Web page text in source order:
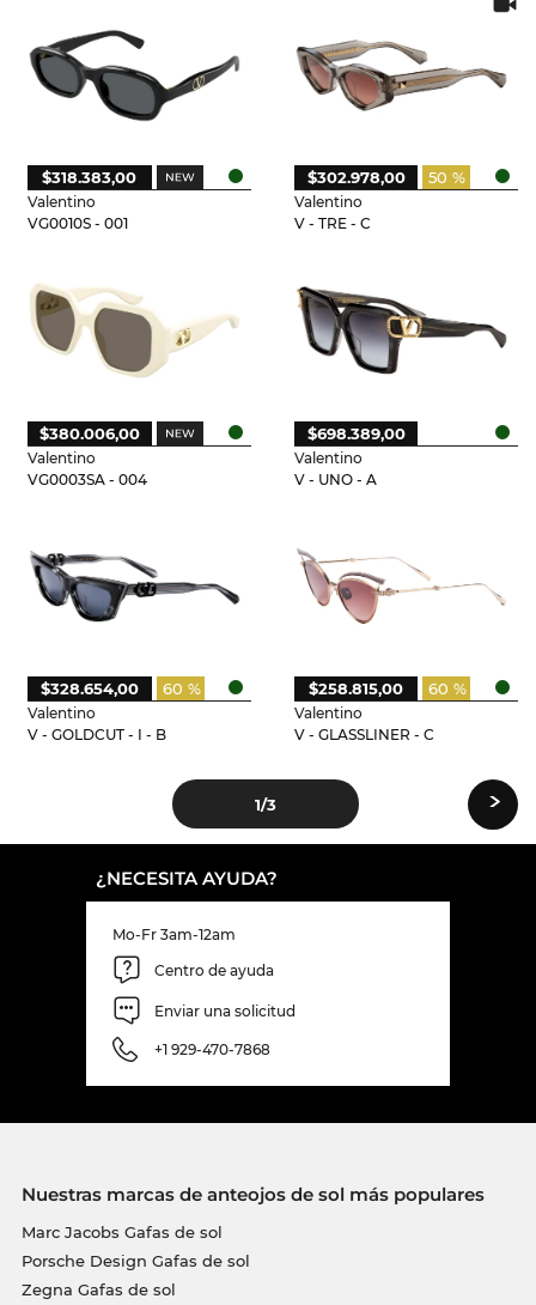
Valentino
VG0010S - 001
$318.383,00
Valentino
V - TRE - C
50 %
$302.978,00
Valentino
VG0003SA - 004
$380.006,00
Valentino
V - UNO - A
$698.389,00
Valentino
V - GOLDCUT - I - B
60 %
$328.654,00
Valentino
V - GLASSLINER - C
60 %
$258.815,00
1/3 ›
¿NECESITA AYUDA?
Mo-Fr 3am-12am
Centro de ayuda
Enviar una solicitud
+1 929-470-7868
Nuestras marcas de anteojos de sol más populares
Marc Jacobs Gafas de sol
Porsche Design Gafas de sol
Zegna Gafas de sol